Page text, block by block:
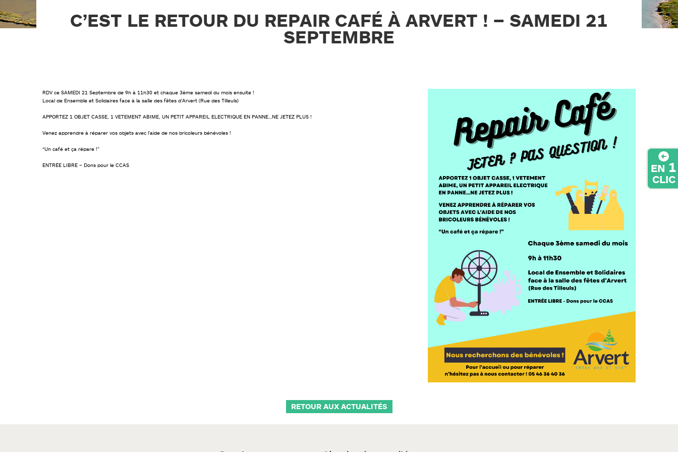
GESTIONS DES EAUX PLUVIALES
C’EST LE RETOUR DU REPAIR CAFÉ À ARVERT ! – SAMEDI 21
SEPTEMBRE
RDV ce SAMEDI 21 Septembre de 9h à 11h30 et chaque 3ème samedi du mois ensuite !
Local de Ensemble et Solidaires face à la salle des fêtes d’Arvert (Rue des Tilleuls)
APPORTEZ 1 OBJET CASSE, 1 VETEMENT ABIME, UN PETIT APPAREIL ELECTRIQUE EN PANNE…NE JETEZ PLUS !
Venez apprendre à réparer vos objets avec l’aide de nos bricoleurs bénévoles !
“Un café et ça répare !”
ENTRÉE LIBRE – Dons pour le CCAS
RETOUR AUX ACTUALITÉS
EN 1
CLIC